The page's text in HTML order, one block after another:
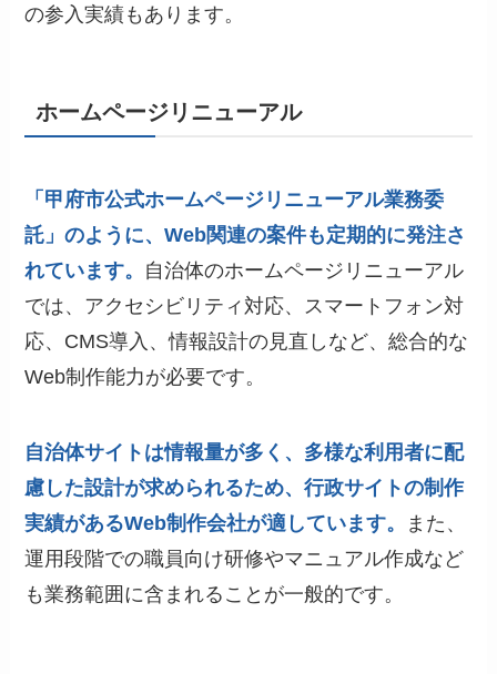
の参入実績もあります。
ホームページリニューアル
「甲府市公式ホームページリニューアル業務委
託」のように、Web関連の案件も定期的に発注さ
れています。 自治体のホームページリニューアル
では、アクセシビリティ対応、スマートフォン対
応、CMS導入、情報設計の見直しなど、総合的な
Web制作能力が必要です。
自治体サイトは情報量が多く、多様な利用者に配
慮した設計が求められるため、行政サイトの制作
実績があるWeb制作会社が適しています。
また、
運用段階での職員向け研修やマニュアル作成など
も業務範囲に含まれることが一般的です。